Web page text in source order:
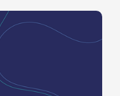
bilhões em crédito
edição como esse tipo
no Brasil e qual
programas como esses
cooperativas!